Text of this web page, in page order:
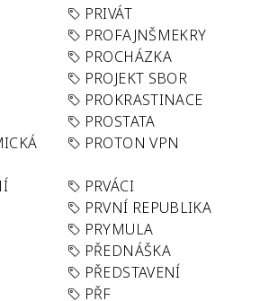
PRIVÁT
PROFAJNŠMEKRY
PROCHÁZKA
PROJEKT SBOR
PROKRASTINACE
PROSTATA
PROTON VPN
PRVÁCI
PRVNÍ REPUBLIKA
PRYMULA
PŘEDNÁŠKA
PŘEDSTAVENÍ
PŘF